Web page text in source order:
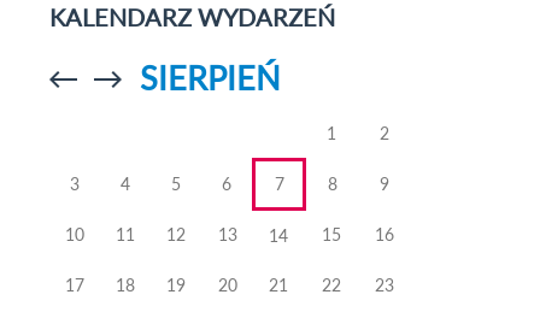
KALENDARZ WYDARZEŃ
Przejdź doPrzejdź do
SIERPIEŃ
1 2
3 4 5 6 7 8 9
10 11 12 13 14 15 16
17 18 19 20 21 22 23